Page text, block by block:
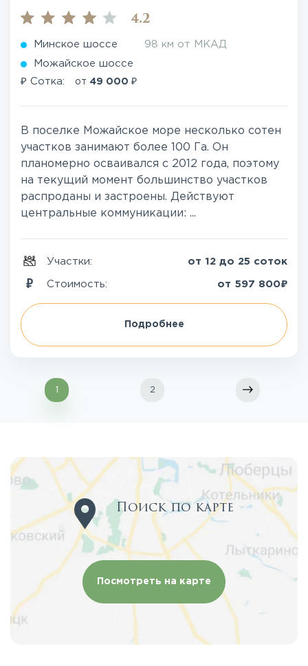
4.2
Минское шоссе 98 км от МКАД
Можайское шоссе
₽ Сотка: от 49 000 ₽
В поселке Можайское море несколько сотен
участков занимают более 100 Га. Он
планомерно осваивался с 2012 года, поэтому
на текущий момент большинство участков
распроданы и застроены. Действуют
центральные коммуникации: ...
Участки: от 12 до 25 соток
Стоимость: от 597 800₽
Подробнее
1 2
Поиск по карте
Посмотреть на карте